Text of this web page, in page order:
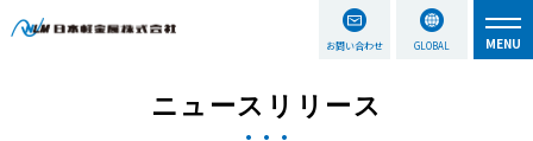
お問い合わせ GLOBAL
ニュースリリース